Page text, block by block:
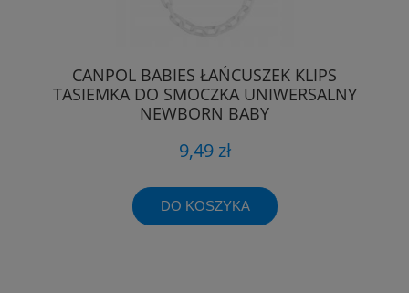
CANPOL BABIES ŁAŃCUSZEK KLIPS
TASIEMKA DO SMOCZKA UNIWERSALNY
NEWBORN BABY
9,49 zł
DO KOSZYKA